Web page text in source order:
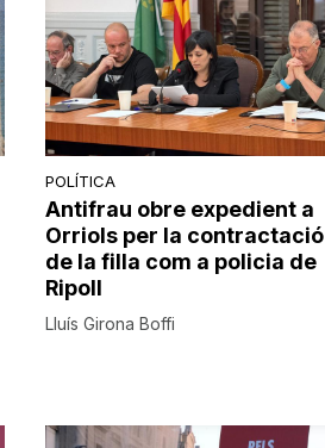
POLÍTICA
Antifrau obre expedient a
Orriols per la contractació
de la filla com a policia de
Ripoll
Lluís Girona Boffi